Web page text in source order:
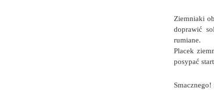
Ziemniaki
doprawić
rumiane.
Placek
posypać
Smacznego!